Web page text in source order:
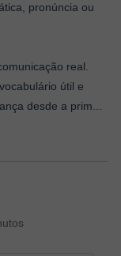
pronúncia ou
real.
útil e
desde a prim